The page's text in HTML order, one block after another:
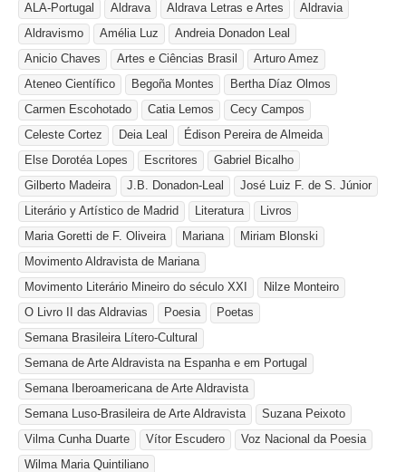
ALA-Portugal
Aldrava Aldrava Letras e Artes
Aldravia
Aldravismo
Amélia Luz
Andreia Donadon Leal
Anicio Chaves
Artes e Ciências Brasil
Arturo Amez
Ateneo Científico
Begoña Montes
Bertha Díaz Olmos
Carmen Escohotado
Catia Lemos
Cecy Campos
Celeste Cortez
Deia Leal
Édison Pereira de Almeida
Else Dorotéa Lopes
Escritores
Gabriel Bicalho
Gilberto Madeira
J.B. Donadon-Leal
José Luiz F. de S. Júnior
Literário y Artístico de Madrid
Literatura
Livros
Maria Goretti de F. Oliveira
Mariana
Miriam Blonski
Movimento Aldravista de Mariana
Movimento Literário Mineiro do século XXI
Nilze Monteiro
O Livro II das Aldravias
Poesia
Poetas
Semana Brasileira Lítero-Cultural
Semana de Arte Aldravista na Espanha e em Portugal
Semana Iberoamericana de Arte Aldravista
Semana Luso-Brasileira de Arte Aldravista
Suzana Peixoto
Vilma Cunha Duarte
Vítor Escudero
Voz Nacional da Poesia
Wilma Maria Quintiliano